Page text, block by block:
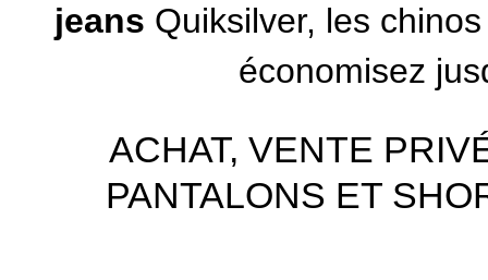
jeans Quiksilver, les
économisez
ACHAT, VENTE
PANTALONS ET